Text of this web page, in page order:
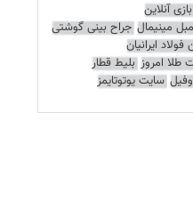
بازی آنلاین
مبل مینیمال جراح بینی گوشتی
ایرانیان
طلا امروز بلیط قطار
سایت یوتوتایمز